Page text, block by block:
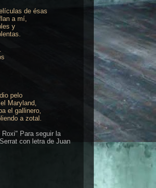
de ésas
a mí,
y
pelo
Maryland,
el gallinero,
a zotal.
Para seguir la
con letra de Juan